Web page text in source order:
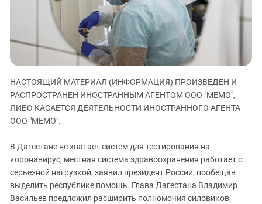
ЗАСТАВЛЯЕТ
КАВКАЗ ЗА ПАЛЕСТИНУ
ИНАКОМЫСЛИЕ В ЧЕЧНЕ
ПРЕСЛЕДОВАНИЕ АКТИВИСТОВ
МОБИЛИЗАЦИЯ И ПРОТЕСТЫ
Кабардино-Балкария
Калмыкия
Карачаево-Черкесия
Краснодарский край
Нагорный Карабах
Северная Осетия - Алания
СКФО
НАСТОЯЩИЙ МАТЕРИАЛ (ИНФОРМАЦИЯ) ПРОИЗВЕДЕН И
РАСПРОСТРАНЕН ИНОСТРАННЫМ АГЕНТОМ ООО "МЕМО",
ЛИБО КАСАЕТСЯ ДЕЯТЕЛЬНОСТИ ИНОСТРАННОГО АГЕНТА
ООО "МЕМО".
В Дагестане не хватает систем для тестирования на
коронавирус, местная система здравоохранения работает с
серьезной нагрузкой, заявил президент России, пообещав
выделить республике помощь. Глава Дагестана Владимир
Васильев предложил расширить полномочия силовиков,